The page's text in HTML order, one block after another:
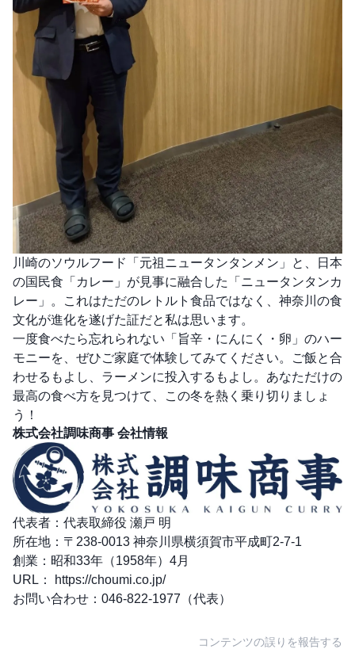
川崎のソウルフード「元祖ニュータンタンメン」と、日本
の国民食「カレー」が見事に融合した「ニュータンタンカ
レー」。これはただのレトルト食品ではなく、神奈川の食
文化が進化を遂げた証だと私は思います。
一度食べたら忘れられない「旨辛・にんにく・卵」のハー
モニーを、ぜひご家庭で体験してみてください。ご飯と合
わせるもよし、ラーメンに投入するもよし。あなただけの
最高の食べ方を見つけて、この冬を熱く乗り切りましょ
う！
株式会社調味商事 会社情報
代表者：代表取締役 瀬戸 明
所在地：〒238-0013 神奈川県横須賀市平成町2-7-1
創業：昭和33年（1958年）4月
URL：
https://choumi.co.jp/
お問い合わせ：046-822-1977（代表）
コンテンツの誤りを報告する